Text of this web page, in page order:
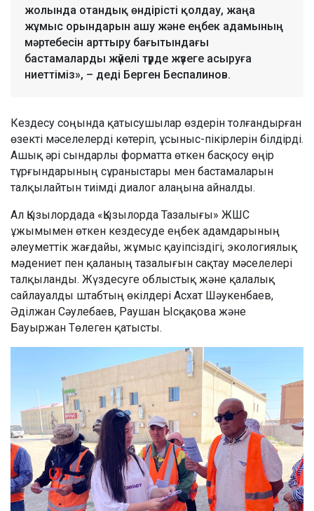
жолында отандық өндірісті қолдау, жаңа
жұмыс орындарын ашу және еңбек адамының
мәртебесін арттыру бағытындағы
бастамаларды жүйелі түрде жүзеге асыруға
ниеттіміз», – деді Берген Беспалинов.
Кездесу соңында қатысушылар өздерін толғандырған
өзекті мәселелерді көтеріп, ұсыныс-пікірлерін білдірді.
Ашық әрі сындарлы форматта өткен басқосу өңір
тұрғындарының сұраныстары мен бастамаларын
талқылайтын тиімді диалог алаңына айналды.
Ал Қызылордада «Қызылорда Тазалығы» ЖШС
ұжымымен өткен кездесуде еңбек адамдарының
әлеуметтік жағдайы, жұмыс қауіпсіздігі, экологиялық
мәдениет пен қаланың тазалығын сақтау мәселелері
талқыланды. Жүздесуге облыстық және қалалық
сайлауалды штабтың өкілдері Асхат Шәукенбаев,
Әділжан Сәулебаев, Раушан Ысқақова және
Бауыржан Төлеген қатысты.